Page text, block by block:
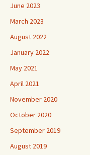
June 2023
March 2023
August 2022
January 2022
May 2021
April 2021
November 2020
October 2020
September 2019
August 2019